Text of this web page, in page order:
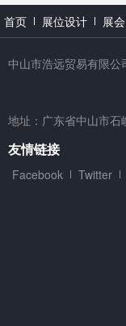
首页 展位设计 展
中山市浩远贸易有限公
地址：广东省中山市
友情链接
Facebook Twitter